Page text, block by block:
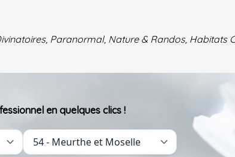
Paranormal, Nature & Randos, Habitats
en quelques clics !